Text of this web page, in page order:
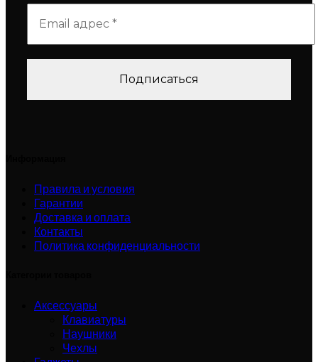
Правила и условия
Гарантии
Доставка и оплата
Контакты
Политика конфиденциальности
Аксессуары
Клавиатуры
Наушники
Чехлы